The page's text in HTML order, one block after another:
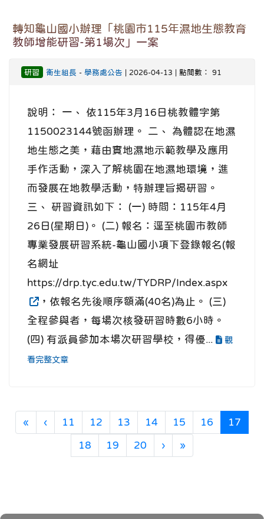
轉知龜山國小辦理「桃園市115年濕地生態教育
教師增能研習-第1場次」一案
研習 衛生組長 - 學務處公告 | 2026-04-13 | 點閱數： 91
說明： 一、 依115年3月16日桃教體字第
1150023144號函辦理。 二、 為體認在地濕
地生態之美，藉由實地濕地示範教學及應用
手作活動，深入了解桃園在地濕地環境，進
而發展在地教學活動，特辦理旨揭研習。
三、 研習資訊如下： (一) 時間：115年4月
26日(星期日)。 (二) 報名：逕至桃園市教師
專業發展研習系統-龜山國小項下登錄報名(報
名網址
https://drp.tyc.edu.tw/TYDRP/Index.aspx
，依報名先後順序額滿(40名)為止。 (三)
全程參與者，每場次核發研習時數6小時。
(四) 有派員參加本場次研習學校，得優...
觀
看完整文章
« 第一頁
‹上一頁
11 12 13 14 15 16 17
18 19 20 ›下一頁
»最後頁